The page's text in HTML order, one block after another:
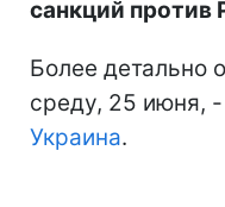
санкций против
Более детально
среду, 25 июня,
Украина.